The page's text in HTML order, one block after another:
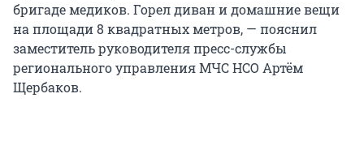
бригаде медиков. Горел диван и домашние вещи
на площади 8 квадратных метров, — пояснил
заместитель руководителя пресс-службы
регионального управления МЧС НСО Артём
Щербаков.